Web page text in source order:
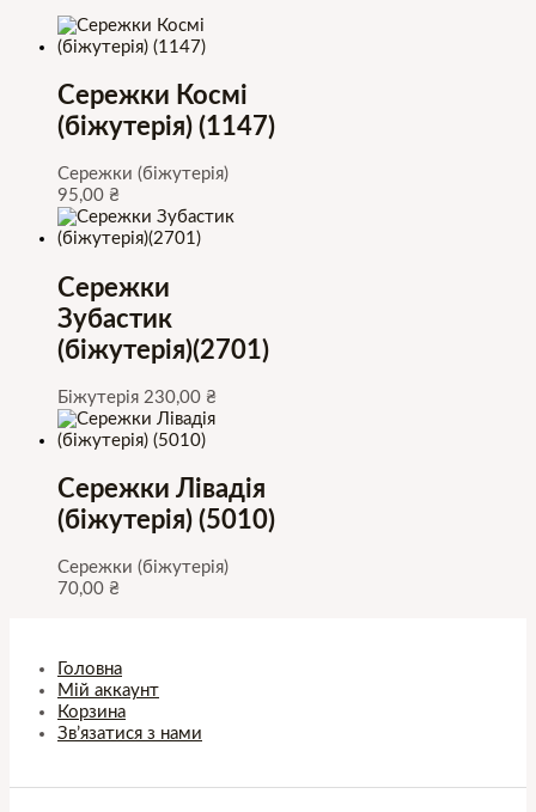
Сережки Космі
(біжутерія) (1147)
Сережки (біжутерія)
95,00 ₴
Сережки
Зубастик
(біжутерія)(2701)
Біжутерія 230,00 ₴
Сережки Лівадія
(біжутерія) (5010)
Сережки (біжутерія)
70,00 ₴
Головна
Мій аккаунт
Корзина
Зв’язатися з нами